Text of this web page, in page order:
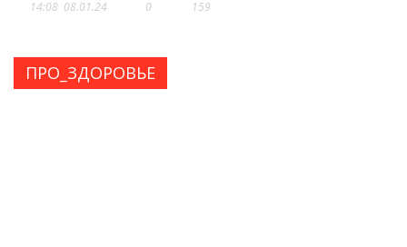
14:08 08.01.24 0 159
ПРО_ЗДОРОВЬЕ